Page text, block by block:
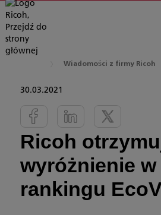
Wiadomości z firmy Ricoh
30.03.2021
Ricoh
wyróżnienie w
rankingu